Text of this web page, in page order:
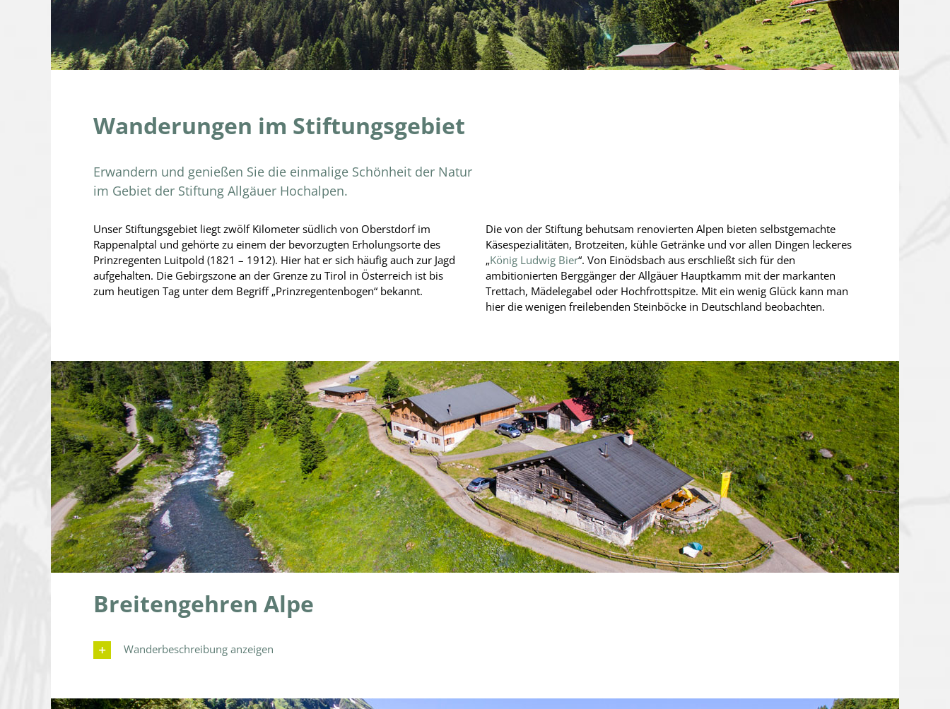
Wanderungen im Stiftungsgebiet
Erwandern und genießen Sie die einmalige Schönheit der Natur
im Gebiet der Stiftung Allgäuer Hochalpen.
Unser Stiftungsgebiet liegt zwölf Kilometer südlich von Oberstdorf im
Rappenalptal und gehörte zu einem der bevorzugten Erholungsorte des
Prinzregenten Luitpold (1821 – 1912). Hier hat er sich häufig auch zur Jagd
aufgehalten. Die Gebirgszone an der Grenze zu Tirol in Österreich ist bis
zum heutigen Tag unter dem Begriff „Prinzregentenbogen“ bekannt.
Die von der Stiftung behutsam renovierten Alpen bieten selbstgemachte
Käsespezialitäten, Brotzeiten, kühle Getränke und vor allen Dingen leckeres
„König Ludwig Bier“. Von Einödsbach aus erschließt sich für den
ambitionierten Berggänger der Allgäuer Hauptkamm mit der markanten
Trettach, Mädelegabel oder Hochfrottspitze. Mit ein wenig Glück kann man
hier die wenigen freilebenden Steinböcke in Deutschland beobachten.
Breitengehren Alpe
Wanderbeschreibung anzeigen